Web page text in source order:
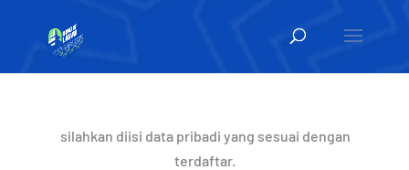
silahkan diisi data pribadi yang sesuai dengan
terdaftar.